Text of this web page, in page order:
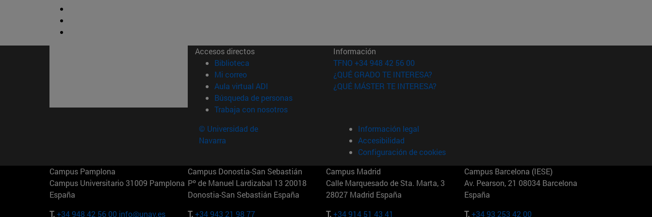
Accesos directos
Biblioteca (abre en nueva ventana)
Mi correo(abre en nueva ventana)
Aula virtual ADI (abre en nueva ventana)
Búsqueda de personas(abre en nueva ventana)
Trabaja con nosotros(abre en nueva ventana)
Información
TFNO +34 948 42 56 00
¿QUÉ GRADO TE INTERESA?
¿QUÉ MÁSTER TE INTERESA?
© Universidad de
Navarra
Información legal
Accesibilidad
Configuración de cookies
Campus Pamplona
Campus Universitario 31009 Pamplona
España
T.+34 948 42 56 00 info@unav.es
Campus Donostia-San Sebastián
Pº de Manuel Lardizabal 13 20018
Donostia-San Sebastián España
T.+34 943 21 98 77
Campus Madrid
Calle Marquesado de Sta. Marta, 3
28027 Madrid España
T.+34 914 51 43 41
Campus Barcelona (IESE)
Av. Pearson, 21 08034 Barcelona
España
T.+34 93 253 42 00